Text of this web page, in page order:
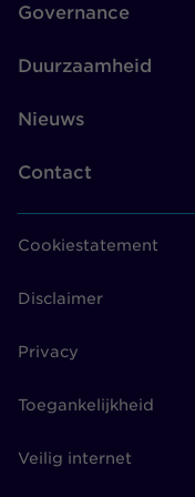
beleggen,
beleggen,
beleggen,
Governance
Duurzaamheid
Nieuws
Contact
Cookiestatement
Disclaimer
Privacy
Toegankelijkheid
Veilig internet